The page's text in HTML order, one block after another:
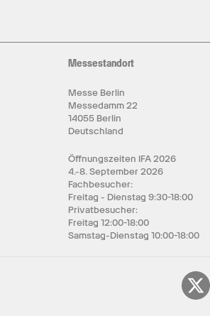
Messestandort
Messe Berlin
Messedamm 22
14055 Berlin
Deutschland
Öffnungszeiten IFA 2026
4.-8. September 2026
Fachbesucher:
Freitag - Dienstag 9:30-18:00
Privatbesucher:
Freitag 12:00-18:00
Samstag-Dienstag 10:00-18:00